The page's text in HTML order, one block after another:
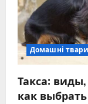
Домашні
Такса:
как